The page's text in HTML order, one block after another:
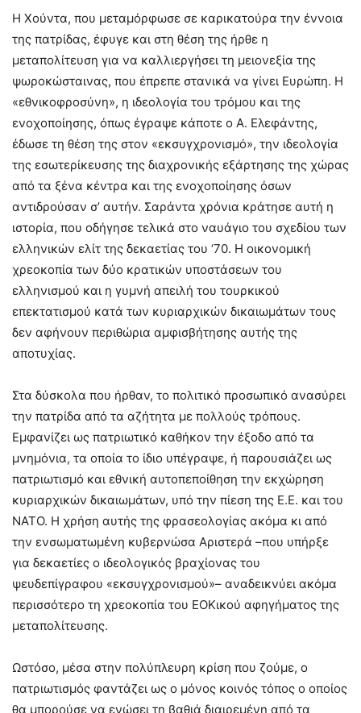
H Χούντα, που μεταμόρφωσε σε καρικατούρα την έννοια
της πατρίδας, έφυγε και στη θέση της ήρθε η
μεταπολίτευση για να καλλιεργήσει τη μειονεξία της
ψωροκώσταινας, που έπρεπε στανικά να γίνει Ευρώπη. Η
«εθνικοφροσύνη», η ιδεολογία του τρόμου και της
ενοχοποίησης, όπως έγραψε κάποτε ο Α. Ελεφάντης,
έδωσε τη θέση της στον «εκσυγχρονισμό», την ιδεολογία
της εσωτερίκευσης της διαχρονικής εξάρτησης της χώρας
από τα ξένα κέντρα και της ενοχοποίησης όσων
αντιδρούσαν σ’ αυτήν. Σαράντα χρόνια κράτησε αυτή η
ιστορία, που οδήγησε τελικά στο ναυάγιο του σχεδίου των
ελληνικών ελίτ της δεκαετίας του ‘70. Η οικονομική
χρεοκοπία των δύο κρατικών υποστάσεων του
ελληνισμού και η γυμνή απειλή του τουρκικού
επεκτατισμού κατά των κυριαρχικών δικαιωμάτων τους
δεν αφήνουν περιθώρια αμφισβήτησης αυτής της
αποτυχίας.
Στα δύσκολα που ήρθαν, το πολιτικό προσωπικό ανασύρει
την πατρίδα από τα αζήτητα με πολλούς τρόπους.
Εμφανίζει ως πατριωτικό καθήκον την έξοδο από τα
μνημόνια, τα οποία το ίδιο υπέγραψε, ή παρουσιάζει ως
πατριωτισμό και εθνική αυτοπεποίθηση την εκχώρηση
κυριαρχικών δικαιωμάτων, υπό την πίεση της Ε.Ε. και του
ΝΑΤΟ. Η χρήση αυτής της φρασεολογίας ακόμα κι από
την ενσωματωμένη κυβερνώσα Αριστερά –που υπήρξε
για δεκαετίες ο ιδεολογικός βραχίονας του
ψευδεπίγραφου «εκσυγχρονισμού»– αναδεικνύει ακόμα
περισσότερο τη χρεοκοπία του ΕΟΚικού αφηγήματος της
μεταπολίτευσης.
Ωστόσο, μέσα στην πολύπλευρη κρίση που ζούμε, ο
πατριωτισμός φαντάζει ως ο μόνος κοινός τόπος ο οποίος
θα μπορούσε να ενώσει τη βαθιά διαιρεμένη από τα